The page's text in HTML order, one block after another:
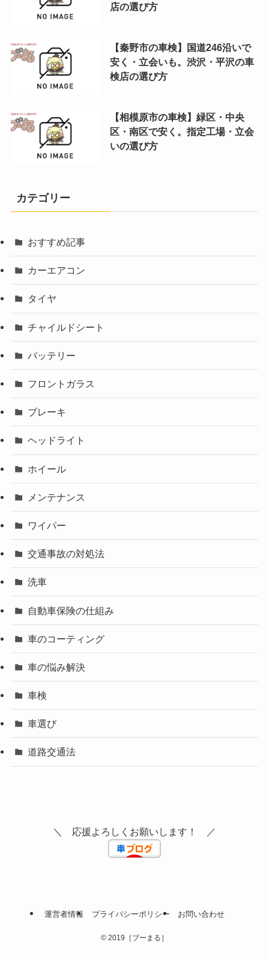
店の選び方
【秦野市の車検】国道246沿いで
安く・立会いも。渋沢・平沢の車
検店の選び方
【相模原市の車検】緑区・中央
区・南区で安く。指定工場・立会
いの選び方
カテゴリー
おすすめ記事
カーエアコン
タイヤ
チャイルドシート
バッテリー
フロントガラス
ブレーキ
ヘッドライト
ホイール
メンテナンス
ワイパー
交通事故の対処法
洗車
自動車保険の仕組み
車のコーティング
車の悩み解決
車検
車選び
道路交通法
＼ 応援よろしくお願いします！ ／
運営者情報 プライバシーポリシー お問い合わせ
© 2019［ブーまる］